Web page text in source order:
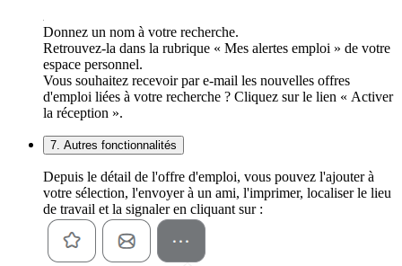
Donnez un nom à votre recherche.
Retrouvez-la dans la rubrique « Mes alertes emploi » de votre
espace personnel.
Vous souhaitez recevoir par e-mail les nouvelles offres
d'emploi liées à votre recherche ? Cliquez sur le lien « Activer
la réception ».
7. Autres fonctionnalités
Depuis le détail de l'offre d'emploi, vous pouvez l'ajouter à
votre sélection, l'envoyer à un ami, l'imprimer, localiser le lieu
de travail et la signaler en cliquant sur :